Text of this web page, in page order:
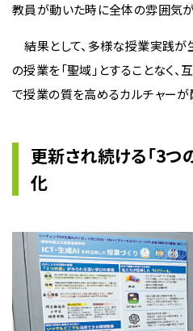
教員が動いた時に全体の雰囲気が
結果として、多様な授業実践が
の授業を「聖域」とすることなく、
で授業の質を高めるカルチャーが
更新され続ける「3つ
化